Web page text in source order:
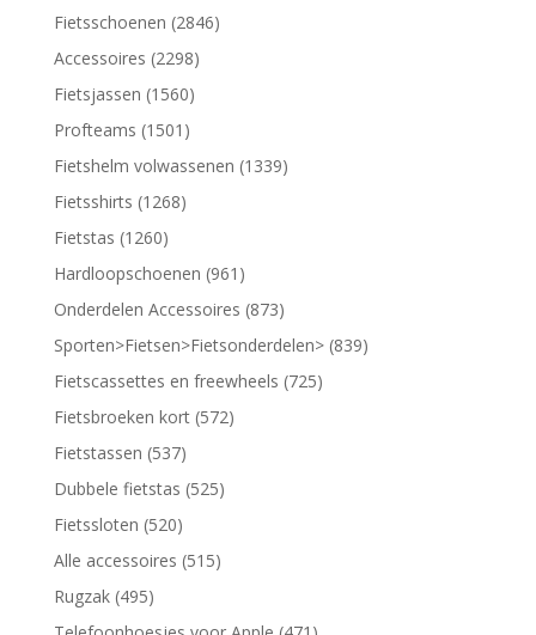
Fietsschoenen (2846)
Accessoires (2298)
Fietsjassen (1560)
Profteams (1501)
Fietshelm volwassenen (1339)
Fietsshirts (1268)
Fietstas (1260)
Hardloopschoenen (961)
Onderdelen Accessoires (873)
Sporten>Fietsen>Fietsonderdelen> (839)
Fietscassettes en freewheels (725)
Fietsbroeken kort (572)
Fietstassen (537)
Dubbele fietstas (525)
Fietssloten (520)
Alle accessoires (515)
Rugzak (495)